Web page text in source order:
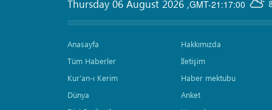
GMT-21:17:00
Thursday 06 August 2026 ,
Anasayfa
Tüm Haberler
Kur'an-ı Kerim
Dünya
Hakkımızda
İletişim
Haber mektubu
Anket